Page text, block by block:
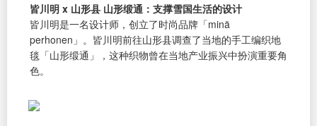
皆川明 x 山形县 山形缎通：支撑雪国生活的设计
皆川明是一名设计师，创立了时尚品牌「minä
perhonen」。皆川明前往山形县调查了当地的手工编织地
毯「山形缎通」，这种织物曾在当地产业振兴中扮演重要角
色。